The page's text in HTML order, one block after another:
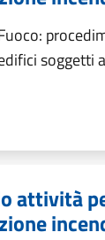
soggetti
attività